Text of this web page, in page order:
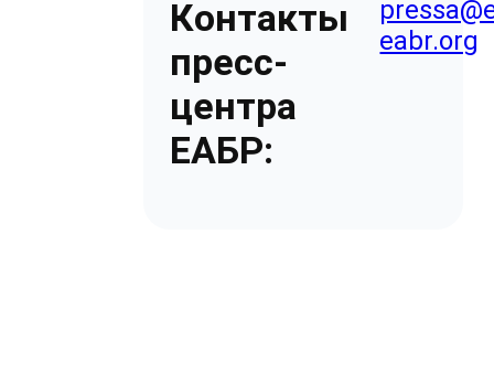
Контакты
пресс-
центра
ЕАБР:
eabr.org